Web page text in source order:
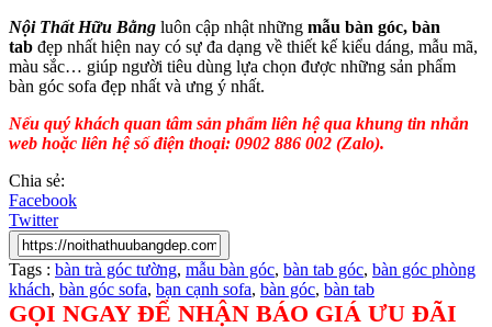
Nội Thất Hữu Bằng luôn cập nhật những mẫu bàn góc, bàn
tab đẹp nhất hiện nay có sự đa dạng về thiết kế kiểu dáng, mẫu mã,
màu sắc… giúp người tiêu dùng lựa chọn được những sản phẩm
bàn góc sofa đẹp nhất và ưng ý nhất.
Nếu quý khách quan tâm sản phẩm liên hệ qua khung tin nhắn
web hoặc liên hệ số điện thoại: 0902 886 002 (Zalo).
Chia sẻ:
Facebook
Twitter
Tags : bàn trà góc tường, mẫu bàn góc, bàn tab góc, bàn góc phòng
khách, bàn góc sofa, bạn cạnh sofa, bàn góc, bàn tab
GỌI NGAY ĐỂ NHẬN BÁO GIÁ ƯU ĐÃI